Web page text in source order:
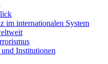
im internationalen System
Institutionen